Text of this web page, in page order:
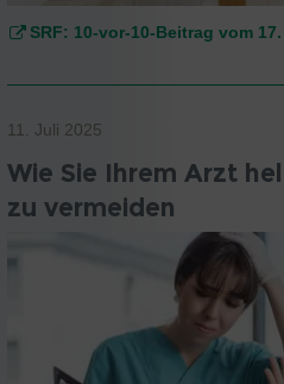
SRF: 10-vor-10-Beitrag vom 17.
11. Juli 2025
Wie Sie Ihrem Arzt
zu vermeiden